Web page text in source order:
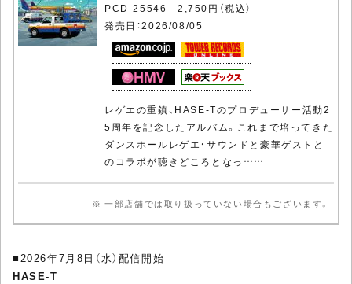
PCD-25546 2,750円（税込）
発売日：2026/08/05
レゲエの重鎮、HASE-Tのプロデューサー活動2
5周年を記念したアルバム。これまで培ってきた
ダンスホールレゲエ・サウンドと豪華ゲストと
のコラボが聴きどころとなっ……
※ 一部店舗では取り扱っていない場合もございます。
■2026年7月8日（水）配信開始
HASE-T